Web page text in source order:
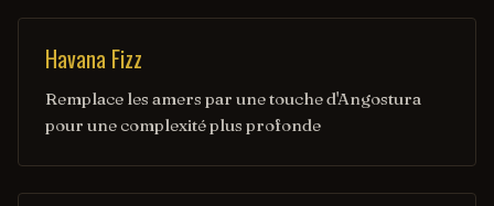
Havana Fizz
Remplace les amers par une touche d'Angostura
pour une complexité plus profonde